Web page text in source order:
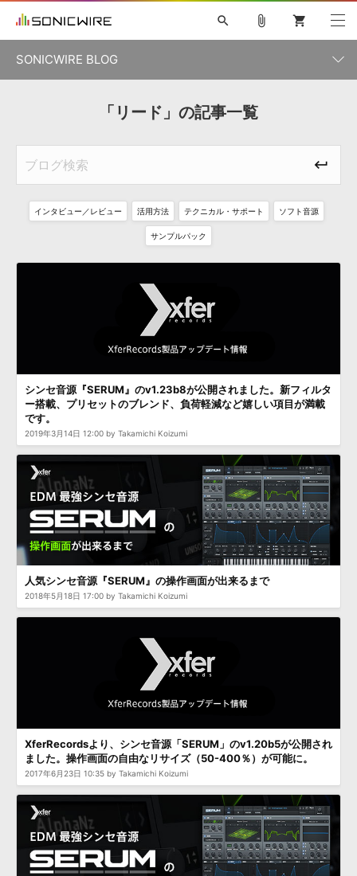
プラグイン・エフェクト »
サンプルパック »
ソフトウェア／ツール »
BGM »
キャンペーン »
特集 »
お問い合わせ » 無償のサウンド
APS 映像のBGM・セリフを音声分離
SLS 音素材の制作・ライセンス提供
search
初音ミク V4X 鏡音リン・レン V4X
巡音ルカ V4X
SYLENTH1
VOCALOID VIENNA
ライセンスフリーBGM
TOONTRACK
DUBSTEP
ELECTRONICA EDM TRANCE ROUTER.FM
プラグイン・エフェクト
ソフトウェア／ツール
attach_file shopping_cart
SONICWIRE BLOG
記事一覧
「リード」の記事一覧
インタビュー／レビュー 活用方法 テクニカル・サポート ソフト音源
サンプルパック
シンセ音源『SERUM』のv1.23b8が公開されました。新フィルタ
ー搭載、プリセットのブレンド、負荷軽減など嬉しい項目が満載
です。
2019年3月14日 12:00 by Takamichi Koizumi
人気シンセ音源『SERUM』の操作画面が出来るまで
2018年5月18日 17:00 by Takamichi Koizumi
XferRecordsより、シンセ音源「SERUM」のv1.20b5が公開され
ました。操作画面の自由なリサイズ（50-400％）が可能に。
2017年6月23日 10:35 by Takamichi Koizumi